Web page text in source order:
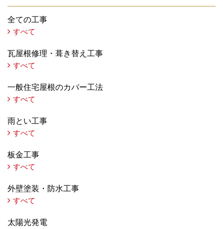
全ての工事
すべて
瓦屋根修理・葺き替え工事
すべて
一般住宅屋根のカバー工法
すべて
雨とい工事
すべて
板金工事
すべて
外壁塗装・防水工事
すべて
太陽光発電